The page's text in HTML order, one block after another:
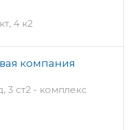
4 к2
компания
3 ст2 - комплекс